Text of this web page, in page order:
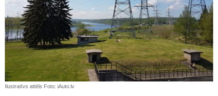
Ilustratīvs attēls Foto: iAuto.lv